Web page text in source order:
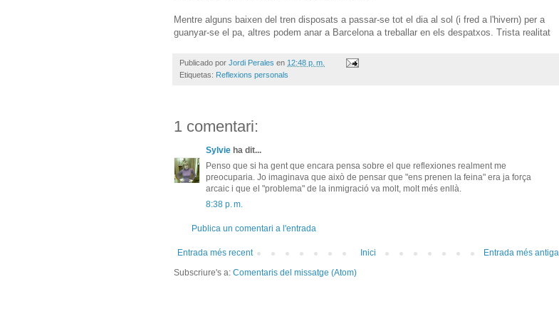
Mentre alguns baixen del tren disposats a passar-se tot el dia al sol (i fred a l'hivern) per a
guanyar-se el pa, altres podem anar a Barcelona a treballar en els despatxos. Trista realitat
Publicado por Jordi Perales en 12:48 p. m.
Etiquetas: Reflexions personals
1 comentari:
Sylvie ha dit...
Penso que si ha gent que encara pensa sobre el que reflexiones realment me
preocuparia. Jo imaginava que això de pensar que "ens prenen la feina" era ja força
arcaic i que el "problema" de la inmigració va molt, molt més enllà.
8:38 p. m.
Publica un comentari a l'entrada
Entrada més recent Entrada més antiga
Inici
Subscriure's a: Comentaris del missatge (Atom)